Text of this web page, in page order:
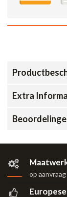
Extra
op aanvraag